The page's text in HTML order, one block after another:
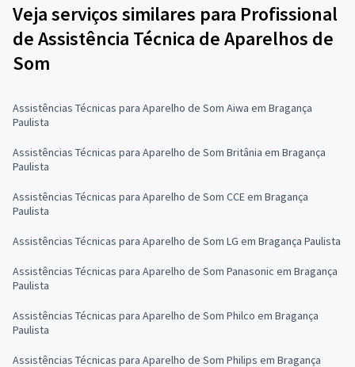
Veja serviços similares para Profissional
de Assistência Técnica de Aparelhos de
Som
Assistências Técnicas para Aparelho de Som Aiwa em Bragança
Paulista
Assistências Técnicas para Aparelho de Som Britânia em Bragança
Paulista
Assistências Técnicas para Aparelho de Som CCE em Bragança
Paulista
Assistências Técnicas para Aparelho de Som LG em Bragança Paulista
Assistências Técnicas para Aparelho de Som Panasonic em Bragança
Paulista
Assistências Técnicas para Aparelho de Som Philco em Bragança
Paulista
Assistências Técnicas para Aparelho de Som Philips em Bragança